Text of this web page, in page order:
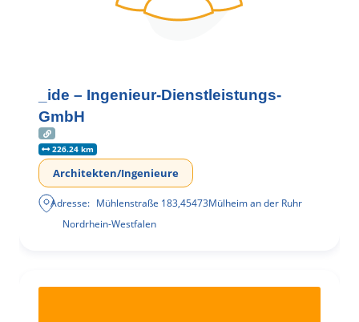
_ide – Ingenieur-Dienstleistungs-
GmbH
226.24 km
Architekten/Ingenieure
Adresse: Mühlenstraße 183,45473Mülheim an der Ruhr
Nordrhein-Westfalen